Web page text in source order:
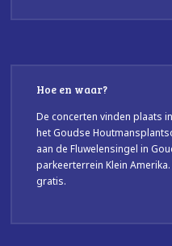
Hoe en waar?
De concerten vinden plaats
het Goudse
aan de Fluwelensingel in
parkeerterrein Klein
gratis.